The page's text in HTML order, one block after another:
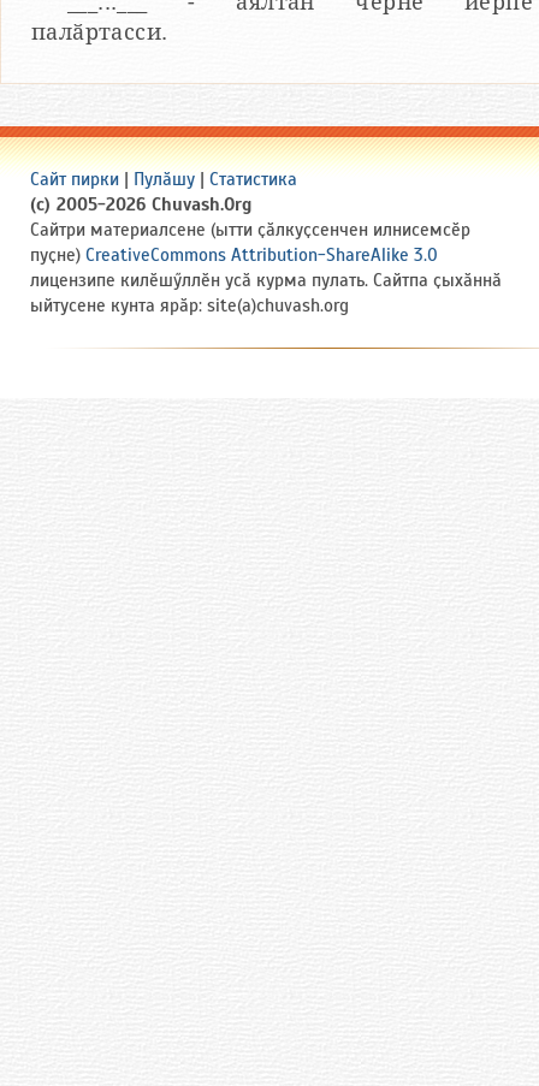
палӑртасси.
Сайт пирки | Пулӑшу | Статистика
(c) 2005-2026 Chuvash.Org
Сайтри материалсене (ытти ҫӑлкуҫсенчен илнисемсӗр
пуҫне) CreativeCommons Attribution-ShareAlike 3.0
лицензипе килӗшӳллӗн усӑ курма пулать. Сайтпа ҫыхӑннӑ
ыйтусене кунта ярӑр: site(a)chuvash.org